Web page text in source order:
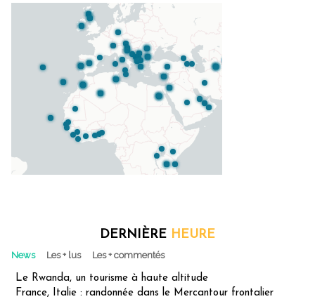
DERNIÈRE HEURE
News Les + lus Les + commentés
Le Rwanda, un tourisme à haute altitude
France, Italie : randonnée dans le Mercantour frontalier